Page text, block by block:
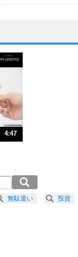
い。
は、行動しないから。
しさで表現する。
4:47
無駄遣い 投資